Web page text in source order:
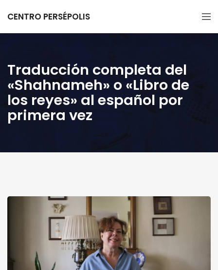
CENTRO PERSÉPOLIS
Traducción completa del
«Shahnameh» o «Libro de
los reyes» al español por
primera vez